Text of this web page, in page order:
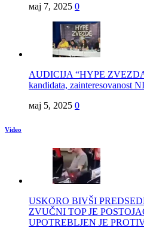
мај 7, 2025 0
AUDICIJA “HYPE
kandidata,
мај 5, 2025 0
Video
USKORO BIVŠI
ZVUČNI TOP JE
UPOTREBLJEN JE